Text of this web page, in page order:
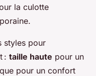
la culotte
styles pour
: taille haute pour un
pour un confort